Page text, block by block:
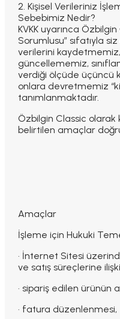
2. Kişisel Verileriniz
Sebebimiz Nedir?
KVKK uyarınca
Sorumlusu” sıfatıyla
verilerini
güncellememiz,
verdiği ölçüde üçüncü
onlara devretmemiz
tanımlanmaktadır.
Özbilgin Classic olarak
belirtilen amaçlar
Amaçlar
İşleme için Hukuki
· İnternet Sitesi
ve satış süreçlerine
· sipariş edilen ürünün
· fatura düzenlenmesi,